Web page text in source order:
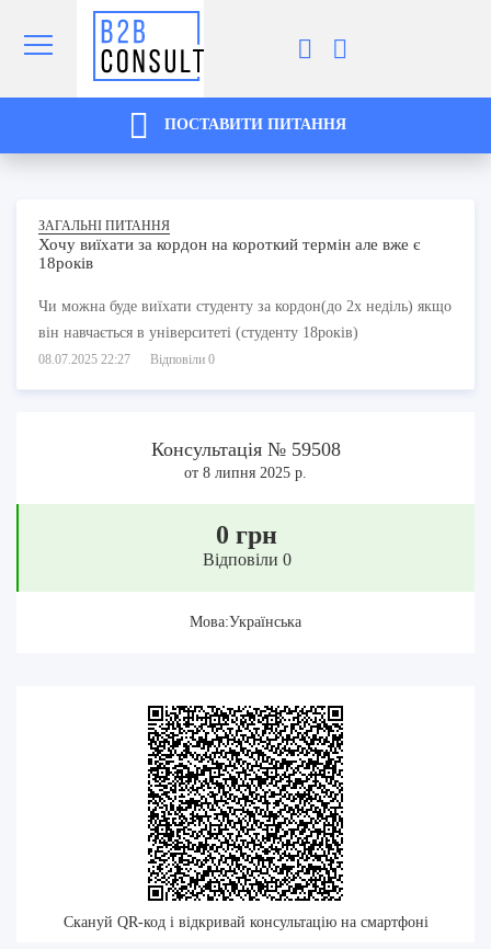
ПОСТАВИТИ ПИТАННЯ
ЗАГАЛЬНІ ПИТАННЯ
Хочу виїхати за кордон на короткий термін але вже є
18років
Чи можна буде виїхати студенту за кордон(до 2х неділь) якщо
він навчається в університеті (студенту 18років)
08.07.2025 22:27 Відповіли 0
Консультація № 59508
от 8 липня 2025 р.
0 грн
Відповіли 0
Мова:Українська
Скануй QR-код і відкривай консультацію на смартфоні